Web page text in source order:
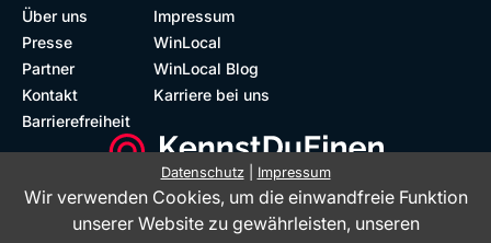
Über uns
Presse
Partner
Kontakt
Barrierefreiheit
Impressum
WinLocal
WinLocal Blog
Karriere bei uns
Datenschutz| Impressum
Wir verwenden Cookies, um die einwandfreie Funktion
unserer Website zu gewährleisten, unseren